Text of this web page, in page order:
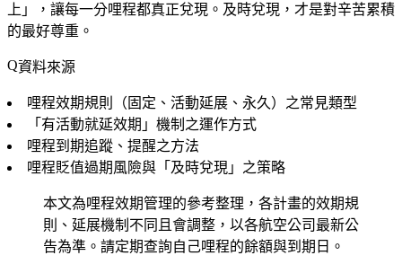
上」，讓每一分哩程都真正兌現。及時兌現，才是對辛苦累積
的最好尊重。
資料來源
哩程效期規則（固定、活動延展、永久）之常見類型
「有活動就延效期」機制之運作方式
哩程到期追蹤、提醒之方法
哩程貶值過期風險與「及時兌現」之策略
本文為哩程效期管理的參考整理，各計畫的效期規
則、延展機制不同且會調整，以各航空公司最新公
告為準。請定期查詢自己哩程的餘額與到期日。